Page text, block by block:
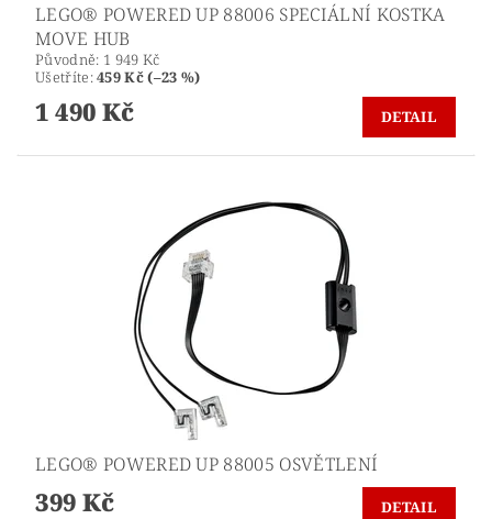
LEGO® POWERED UP 88006 SPECIÁLNÍ KOSTKA
MOVE HUB
Původně: 1 949 Kč
Ušetříte:459 Kč (–23 %)
1 490 Kč DETAIL
LEGO® POWERED UP 88005 OSVĚTLENÍ
399 Kč DETAIL